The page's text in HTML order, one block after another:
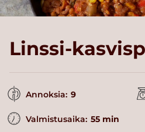
Linssi-
Annoksia: 9
Valmistusaika: 55 min